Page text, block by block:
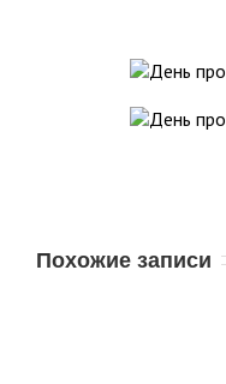
Похожие записи